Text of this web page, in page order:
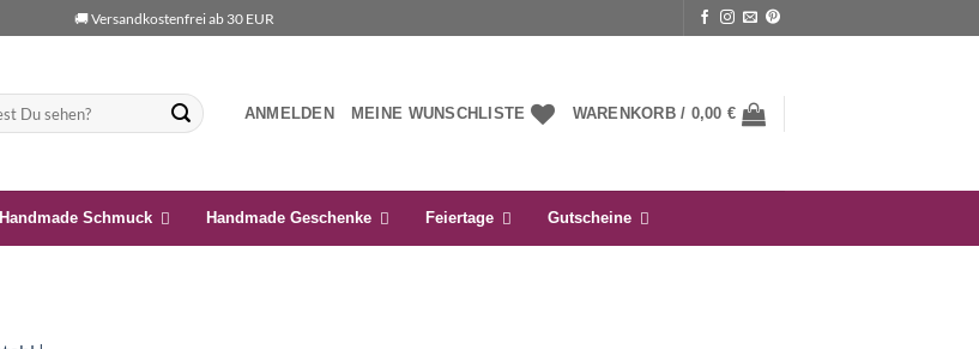
🚚 Versandkostenfrei ab 30 EUR
ANMELDEN MEINE WUNSCHLISTE WARENKORB / 0,00 €
Handmade Schmuck Handmade Geschenke Feiertage Gutscheine